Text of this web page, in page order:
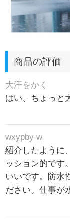
商品の評価
大汗をかく
はい、ちょっと
wxypby w
紹介したように
ッション的です
いいです。防水
ださい。仕事が